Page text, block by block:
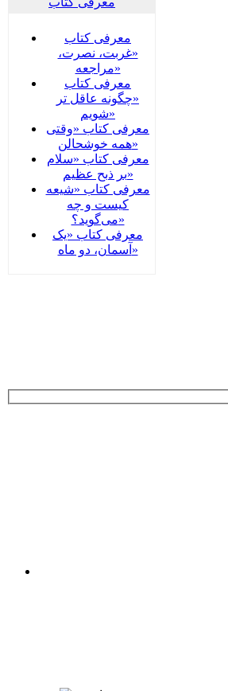
معرفی کتاب
«غربت، نصرت،
مراجعه»
معرفی کتاب
«چگونه عاقل تر
شویم»
معرفی کتاب «وقتی
همه خوشحالن»
معرفی کتاب «سلام
بر ذبح عظیم»
معرفی کتاب «شیعه
کیست و چه
می‌گوید؟»
معرفی کتاب «یک
آسمان، دو ماه»